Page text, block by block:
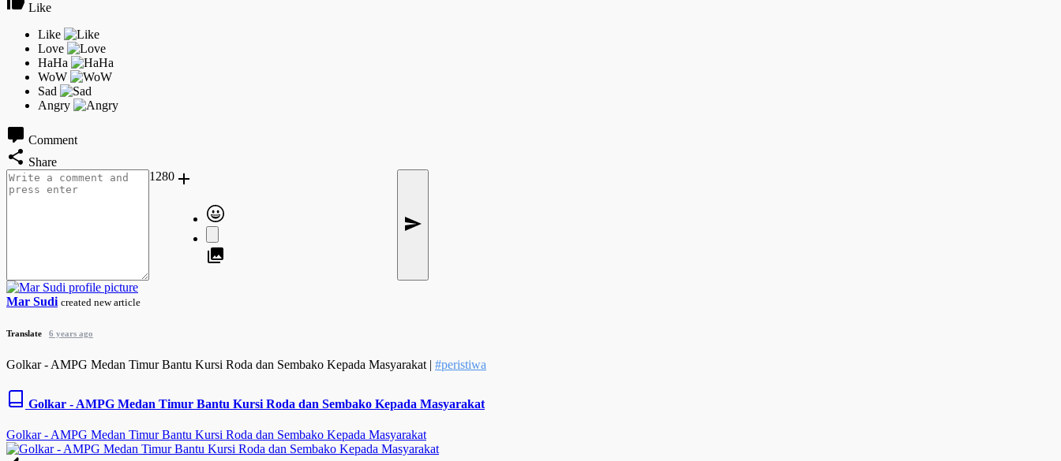
Like
Comment
Share
1280
Mar Sudi created new article
Translate 6 years ago
Golkar - AMPG Medan Timur Bantu Kursi Roda dan Sembako Kepada Masyarakat | #peristiwa
Golkar - AMPG Medan Timur Bantu Kursi Roda dan Sembako Kepada Masyarakat
Golkar - AMPG Medan Timur Bantu Kursi Roda dan Sembako Kepada Masyarakat